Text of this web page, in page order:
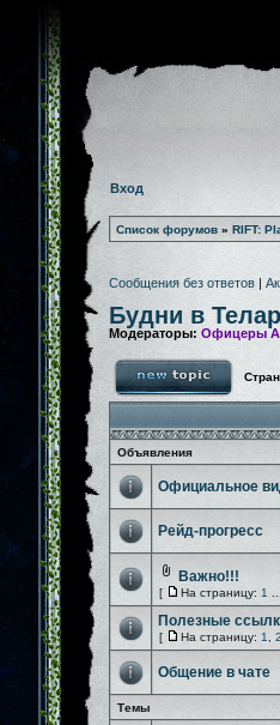
Вход
Список форумов » RIFT:
Сообщения без ответов |
Будни в
Модераторы: Офицеры
Объявления
Официальное
Рейд-прогресс
Важно!!!
[ На страницу: 1
Полезные
[ На страницу: 1 2
Общение в чате
Темы